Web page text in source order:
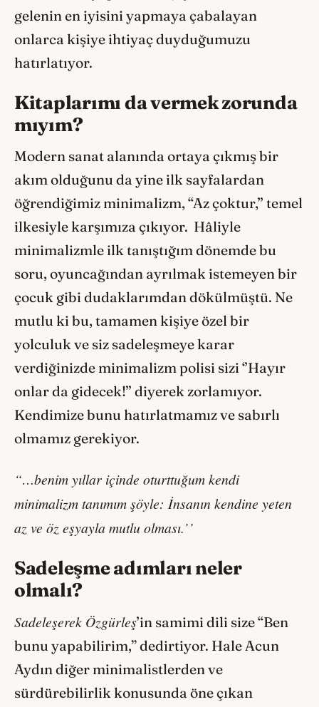
gelenin en iyisini yapmaya çabalayan
onlarca kişiye ihtiyaç duyduğumuzu
hatırlatıyor.
Kitaplarımı da vermek zorunda
mıyım?
Modern sanat alanında ortaya çıkmış bir
akım olduğunu da yine ilk sayfalardan
öğrendiğimiz minimalizm, “Az çoktur,’’ temel
ilkesiyle karşımıza çıkıyor. Hâliyle
minimalizmle ilk tanıştığım dönemde bu
soru, oyuncağından ayrılmak istemeyen bir
çocuk gibi dudaklarımdan dökülmüştü. Ne
mutlu ki bu, tamamen kişiye özel bir
yolculuk ve siz sadeleşmeye karar
verdiğinizde minimalizm polisi sizi ‘’Hayır
onlar da gidecek!’’ diyerek zorlamıyor.
Kendimize bunu hatırlatmamız ve sabırlı
olmamız gerekiyor.
“…benim yıllar içinde oturttuğum kendi
minimalizm tanımım şöyle: İnsanın kendine yeten
az ve öz eşyayla mutlu olması.’’
Sadeleşme adımları neler
olmalı?
Sadeleşerek Özgürleş’in samimi dili size “Ben
bunu yapabilirim,” dedirtiyor. Hale Acun
Aydın diğer minimalistlerden ve
sürdürebilirlik konusunda öne çıkan